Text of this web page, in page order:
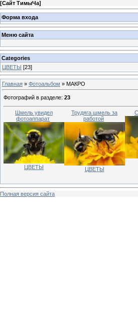
[Сайт ТимыЧа]
Форма входа
Меню сайта
Categories
ЦВЕТЫ [23]
Главная » Фотоальбом » МАКРО
Фотографий в разделе: 23
Шмель увидел
фотоаппарат
ЦВЕТЫ
Трудяга шмель за
работой
ЦВЕТЫ
Полная версия сайта